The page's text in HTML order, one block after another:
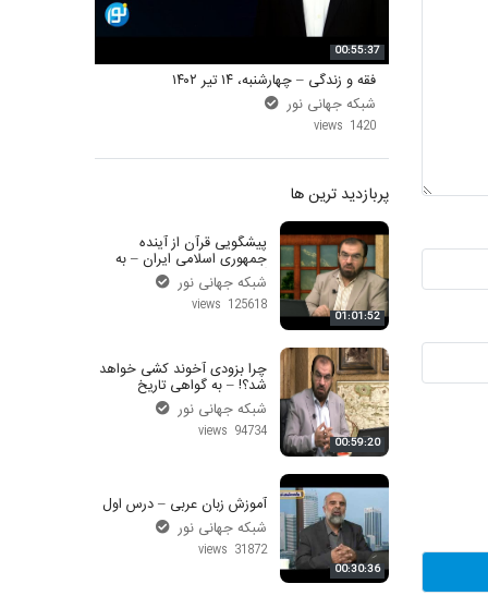
00:55:37
فقه و زندگی – چهارشنبه، ۱۴ تیر ۱۴۰۲
شبکه جهانی نور
1420 views
پربازدید ترین ها
01:01:52
پیشگویی قرآن از آینده
جمهوری اسلامی ایران – به
گواهی تاریخ
شبکه جهانی نور
125618 views
00:59:20
چرا بزودی آخوند کشی خواهد
شد؟! – به گواهی تاریخ
شبکه جهانی نور
94734 views
00:30:36
آموزش زبان عربی – درس اول
شبکه جهانی نور
31872 views